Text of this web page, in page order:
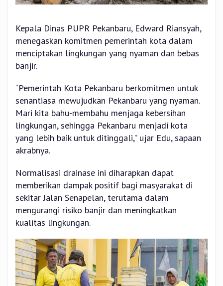
Kepala Dinas PUPR Pekanbaru, Edward Riansyah,
menegaskan komitmen pemerintah kota dalam
menciptakan lingkungan yang nyaman dan bebas
banjir.
“Pemerintah Kota Pekanbaru berkomitmen untuk
senantiasa mewujudkan Pekanbaru yang nyaman.
Mari kita bahu-membahu menjaga kebersihan
lingkungan, sehingga Pekanbaru menjadi kota
yang lebih baik untuk ditinggali,” ujar Edu, sapaan
akrabnya.
Normalisasi drainase ini diharapkan dapat
memberikan dampak positif bagi masyarakat di
sekitar Jalan Senapelan, terutama dalam
mengurangi risiko banjir dan meningkatkan
kualitas lingkungan.